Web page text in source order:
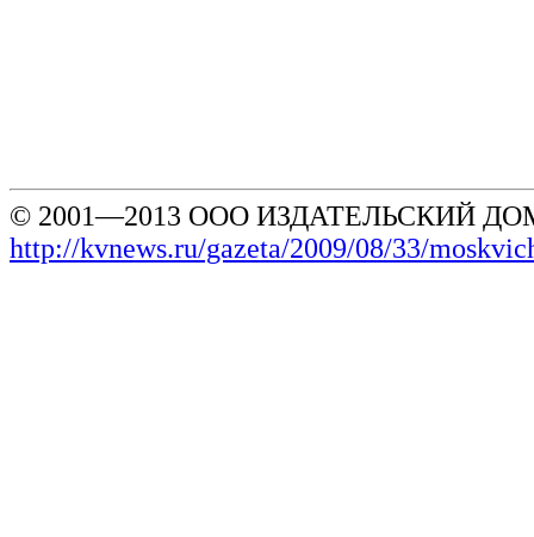
© 2001—2013 ООО ИЗДАТЕЛЬСКИЙ
http://kvnews.ru/gazeta/2009/08/33/